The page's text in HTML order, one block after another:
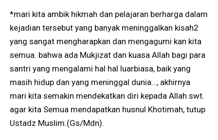
*mari kita ambik hikmah dan pelajaran berharga dalam
kejadian tersebut yang banyak meninggalkan kisah2
yang sangat mengharapkan dan mengagumi kan kita
semua. bahwa ada Mukjizat dan kuasa Allah bagi para
santri yang mengalami hal hal luarbiasa, baik yang
masih hidup dan yang meninggal dunia…, akhirnya
mari kita semakin mendekatkan diri kepada Allah swt.
agar kita Semua mendapatkan husnul Khotimah, tutup
Ustadz Muslim.(Gs/Mdn).